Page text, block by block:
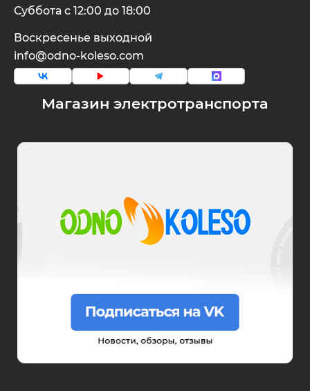
Магазин электротранспорта
Суббота с 12:00 до 18:00
Воскресенье выходной
info@odno-koleso.com